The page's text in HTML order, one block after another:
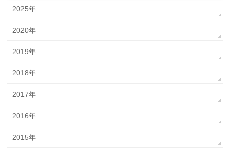
2025年
2020年
2019年
2018年
2017年
2016年
2015年